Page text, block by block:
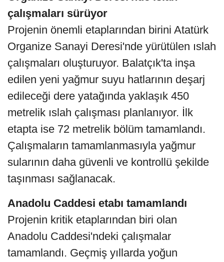
çalışmaları sürüyor
Projenin önemli etaplarından birini Atatürk
Organize Sanayi Deresi'nde yürütülen ıslah
çalışmaları oluşturuyor. Balatçık'ta inşa
edilen yeni yağmur suyu hatlarının deşarj
edileceği dere yatağında yaklaşık 450
metrelik ıslah çalışması planlanıyor. İlk
etapta ise 72 metrelik bölüm tamamlandı.
Çalışmaların tamamlanmasıyla yağmur
sularının daha güvenli ve kontrollü şekilde
taşınması sağlanacak.
Anadolu Caddesi etabı tamamlandı
Projenin kritik etaplarından biri olan
Anadolu Caddesi'ndeki çalışmalar
tamamlandı. Geçmiş yıllarda yoğun